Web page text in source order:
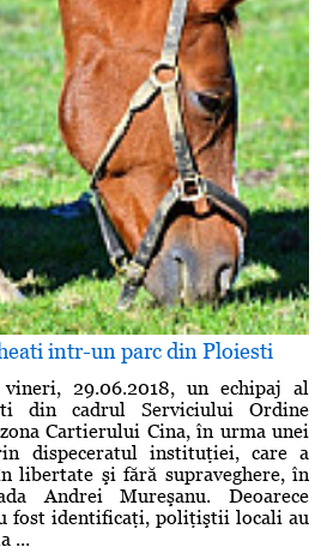
intr-un parc din Ploiesti
29.06.2018, un echipaj al
din cadrul Serviciului Ordine
Cartierului Cina, în urma unei
dispeceratul instituţiei, care a
libertate şi fără supraveghere, în
Andrei Mureşanu. Deoarece
fost identificaţi, poliţiştii locali au
...